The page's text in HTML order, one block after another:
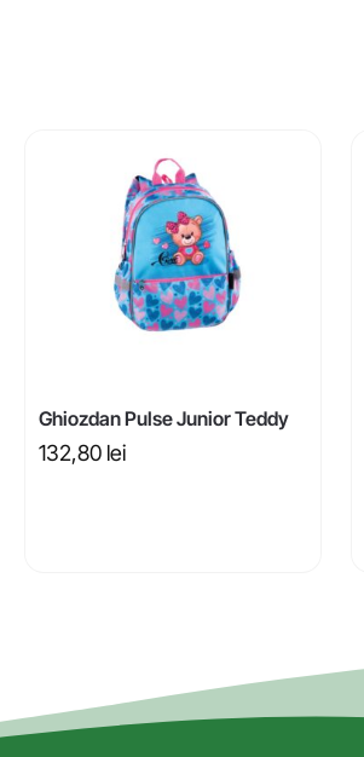
Ghiozdan Pulse Junior Teddy
132,80 lei